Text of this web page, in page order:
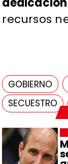
recursos
GOBIERNO
SECUESTRO